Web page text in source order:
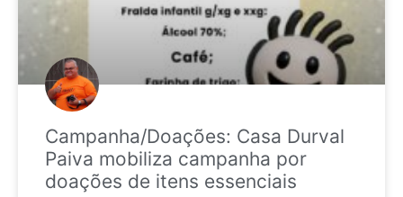
Campanha/Doações: Casa Durval
Paiva mobiliza campanha por
doações de itens essenciais